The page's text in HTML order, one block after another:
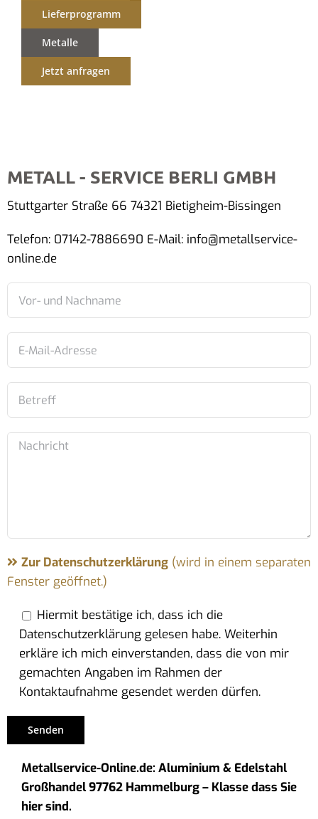
Lieferprogramm
Metalle
Jetzt anfragen
METALL - SERVICE BERLI GMBH
Stuttgarter Straße 66 74321 Bietigheim-Bissingen
Telefon: 07142-7886690 E-Mail: info@metallservice-
online.de
Zur Datenschutzerklärung(wird in einem separaten
Fenster geöffnet.)
Hiermit bestätige ich, dass ich die
Datenschutzerklärung gelesen habe. Weiterhin
erkläre ich mich einverstanden, dass die von mir
gemachten Angaben im Rahmen der
Kontaktaufnahme gesendet werden dürfen.
Metallservice-Online.de: Aluminium & Edelstahl
Großhandel 97762 Hammelburg – Klasse dass Sie
hier sind.